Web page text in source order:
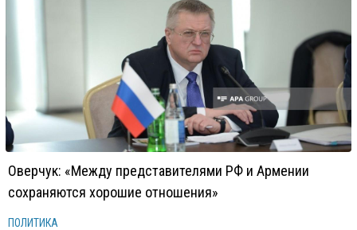
Оверчук: «Между представителями РФ и Армении
сохраняются хорошие отношения»
ПОЛИТИКА